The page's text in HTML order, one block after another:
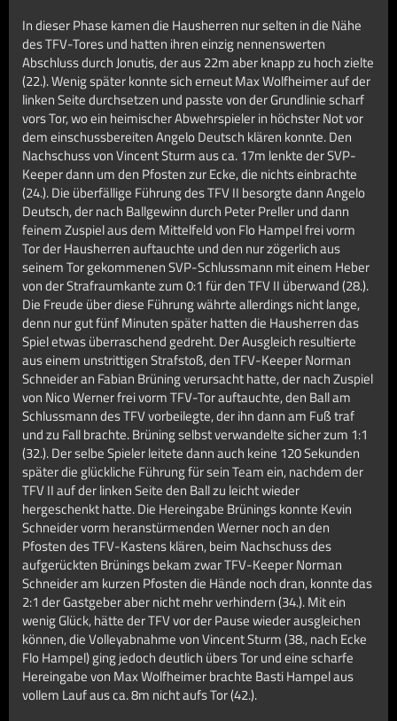
In dieser Phase kamen die Hausherren nur selten in die Nähe
des TFV-Tores und hatten ihren einzig nennenswerten
Abschluss durch Jonutis, der aus 22m aber knapp zu hoch zielte
(22.). Wenig später konnte sich erneut Max Wolfheimer auf der
linken Seite durchsetzen und passte von der Grundlinie scharf
vors Tor, wo ein heimischer Abwehrspieler in höchster Not vor
dem einschussbereiten Angelo Deutsch klären konnte. Den
Nachschuss von Vincent Sturm aus ca. 17m lenkte der SVP-
Keeper dann um den Pfosten zur Ecke, die nichts einbrachte
(24.). Die überfällige Führung des TFV II besorgte dann Angelo
Deutsch, der nach Ballgewinn durch Peter Preller und dann
feinem Zuspiel aus dem Mittelfeld von Flo Hampel frei vorm
Tor der Hausherren auftauchte und den nur zögerlich aus
seinem Tor gekommenen SVP-Schlussmann mit einem Heber
von der Strafraumkante zum 0:1 für den TFV II überwand (28.).
Die Freude über diese Führung währte allerdings nicht lange,
denn nur gut fünf Minuten später hatten die Hausherren das
Spiel etwas überraschend gedreht. Der Ausgleich resultierte
aus einem unstrittigen Strafstoß, den TFV-Keeper Norman
Schneider an Fabian Brüning verursacht hatte, der nach Zuspiel
von Nico Werner frei vorm TFV-Tor auftauchte, den Ball am
Schlussmann des TFV vorbeilegte, der ihn dann am Fuß traf
und zu Fall brachte. Brüning selbst verwandelte sicher zum 1:1
(32.). Der selbe Spieler leitete dann auch keine 120 Sekunden
später die glückliche Führung für sein Team ein, nachdem der
TFV II auf der linken Seite den Ball zu leicht wieder
hergeschenkt hatte. Die Hereingabe Brünings konnte Kevin
Schneider vorm heranstürmenden Werner noch an den
Pfosten des TFV-Kastens klären, beim Nachschuss des
aufgerückten Brünings bekam zwar TFV-Keeper Norman
Schneider am kurzen Pfosten die Hände noch dran, konnte das
2:1 der Gastgeber aber nicht mehr verhindern (34.). Mit ein
wenig Glück, hätte der TFV vor der Pause wieder ausgleichen
können, die Volleyabnahme von Vincent Sturm (38., nach Ecke
Flo Hampel) ging jedoch deutlich übers Tor und eine scharfe
Hereingabe von Max Wolfheimer brachte Basti Hampel aus
vollem Lauf aus ca. 8m nicht aufs Tor (42.).